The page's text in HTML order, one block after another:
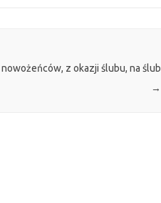
z okazji ślubu, na ślub
→